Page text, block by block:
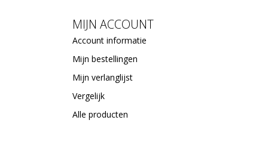
MIJN ACCOUNT
Account informatie
Mijn bestellingen
Mijn verlanglijst
Vergelijk
Alle producten